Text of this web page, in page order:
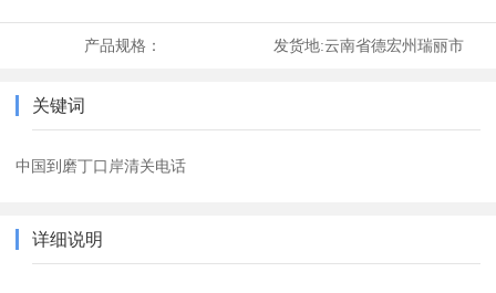
产品规格： 发货地:云南省德宏州瑞丽市
关键词
中国到磨丁口岸清关电话
详细说明